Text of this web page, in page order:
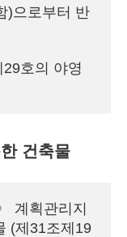
)으로부터 반
호의 야영
건축물
계획관리지
(제31조제19